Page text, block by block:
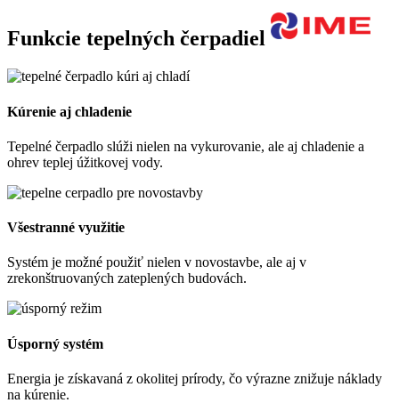
Funkcie tepelných čerpadiel
Kúrenie aj chladenie
Tepelné čerpadlo slúži nielen na vykurovanie, ale aj chladenie a
ohrev teplej úžitkovej vody.
Všestranné využitie
Systém je možné použiť nielen v novostavbe, ale aj v
zrekonštruovaných zateplených budovách.
Úsporný systém
Energia je získavaná z okolitej prírody, čo výrazne znižuje náklady
na kúrenie.